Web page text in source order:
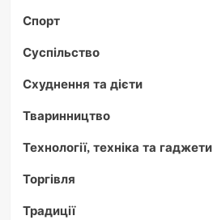
Спорт
Суспільство
Схуднення та дієти
Тваринництво
Технології, техніка та гаджети
Торгівля
Традиції